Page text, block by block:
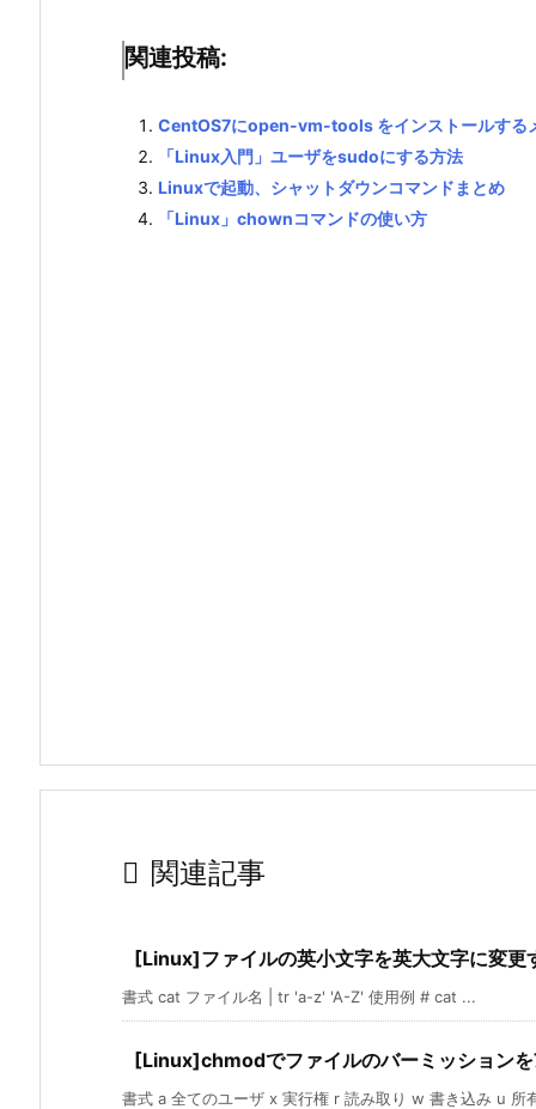
関連投稿:
CentOS7にopen-vm-tools をインストールする
「Linux入門」ユーザをsudoにする方法
Linuxで起動、シャットダウンコマンドまとめ
「Linux」chownコマンドの使い方
 関連記事
[Linux]ファイルの英小文字を英大文字に変更
書式 cat ファイル名 | tr 'a-z' 'A-Z' 使用例 # cat ...
[Linux]chmodでファイルのバーミッション
書式 a 全てのユーザ x 実行権 r 読み取り w 書き込み u 所